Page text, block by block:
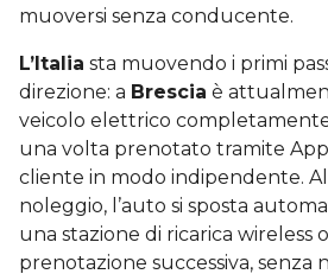
muoversi senza conducente.
L’Italia sta muovendo i primi
direzione: a Brescia è
veicolo elettrico
una volta prenotato tramite
cliente in modo indipendente.
noleggio, l’auto si sposta
una stazione di ricarica wireless
prenotazione successiva, senza